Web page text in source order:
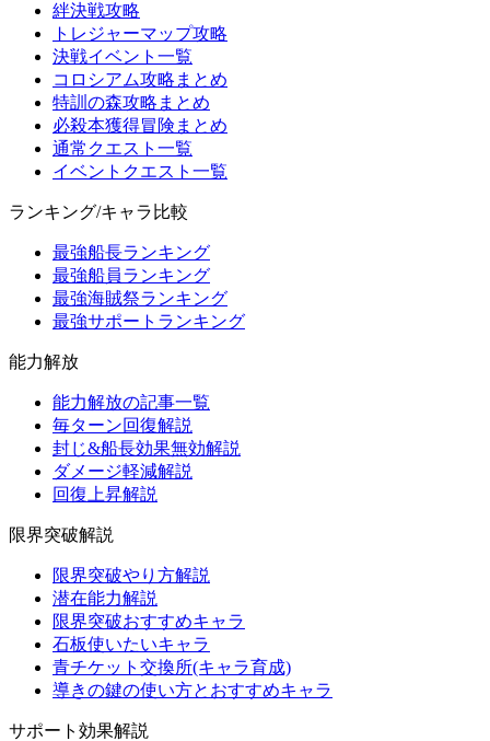
絆決戦攻略
トレジャーマップ攻略
決戦イベント一覧
コロシアム攻略まとめ
特訓の森攻略まとめ
必殺本獲得冒険まとめ
通常クエスト一覧
イベントクエスト一覧
ランキング/キャラ比較
最強船長ランキング
最強船員ランキング
最強海賊祭ランキング
最強サポートランキング
能力解放
能力解放の記事一覧
毎ターン回復解説
封じ&船長効果無効解説
ダメージ軽減解説
回復上昇解説
限界突破解説
限界突破やり方解説
潜在能力解説
限界突破おすすめキャラ
石板使いたいキャラ
青チケット交換所(キャラ育成)
導きの鍵の使い方とおすすめキャラ
サポート効果解説